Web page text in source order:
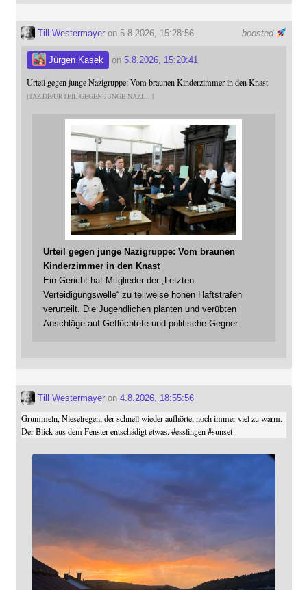
boosted
Till Westermayeron 5.8.2026, 15:28:56
Jürgen Kasek on 5.8.2026, 15:20:41
Urteil gegen junge Nazigruppe: Vom braunen Kinderzimmer in den Knast
TAZ.DE/URTEIL-GEGEN-JUNGE-NAZI
Urteil gegen junge Nazigruppe: Vom braunen
Kinderzimmer in den Knast
Ein Gericht hat Mitglieder der „Letzten
Verteidigungswelle“ zu teilweise hohen Haftstrafen
verurteilt. Die Jugendlichen planten und verübten
Anschläge auf Geflüchtete und politische Gegner.
Till Westermayeron 4.8.2026, 18:55:56
Grummeln, Nieselregen, der schnell wieder aufhörte, noch immer viel zu warm.
Der Blick aus dem Fenster entschädigt etwas. #esslingen #sunset